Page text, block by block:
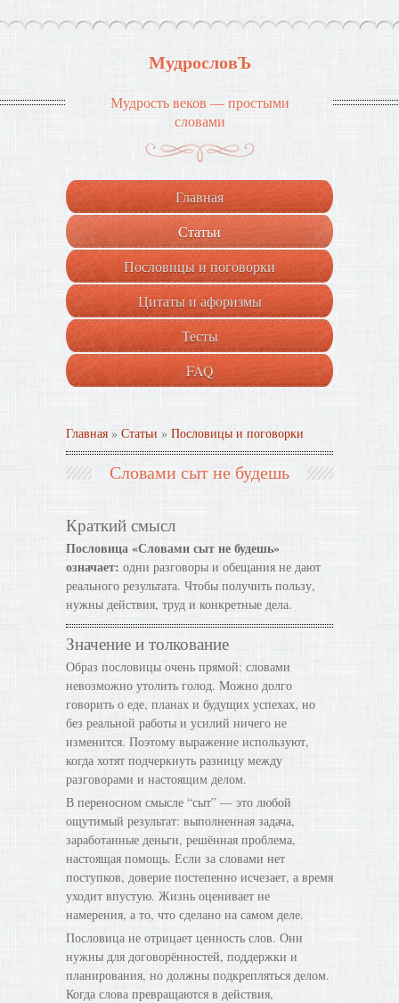
МудрословЪ
Мудрость веков — простыми
словами
Главная
Статьи
Пословицы и поговорки
Цитаты и афоризмы
Тесты
FAQ
Главная » Статьи » Пословицы и поговорки
Словами сыт не будешь
Краткий смысл
Пословица «Словами сыт не будешь»
означает: одни разговоры и обещания не дают
реального результата. Чтобы получить пользу,
нужны действия, труд и конкретные дела.
Значение и толкование
Образ пословицы очень прямой: словами
невозможно утолить голод. Можно долго
говорить о еде, планах и будущих успехах, но
без реальной работы и усилий ничего не
изменится. Поэтому выражение используют,
когда хотят подчеркнуть разницу между
разговорами и настоящим делом.
В переносном смысле “сыт” — это любой
ощутимый результат: выполненная задача,
заработанные деньги, решённая проблема,
настоящая помощь. Если за словами нет
поступков, доверие постепенно исчезает, а время
уходит впустую. Жизнь оценивает не
намерения, а то, что сделано на самом деле.
Пословица не отрицает ценность слов. Они
нужны для договорённостей, поддержки и
планирования, но должны подкрепляться делом.
Когда слова превращаются в действия,